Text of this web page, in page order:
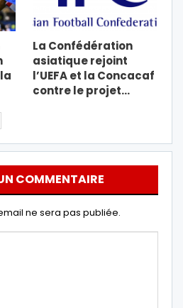
La Confédération
asiatique rejoint
l’UEFA et la Concacaf
contre le projet…
COMMENTAIRE
ne sera pas publiée.